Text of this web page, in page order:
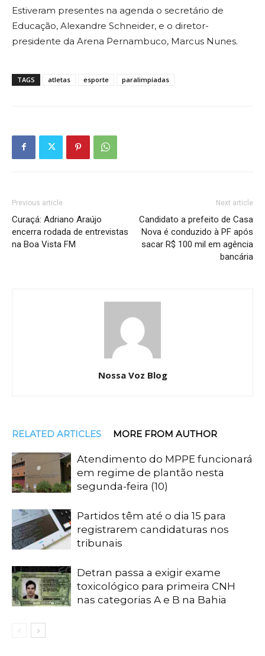
Estiveram presentes na agenda o secretário de
Educação, Alexandre Schneider, e o diretor-
presidente da Arena Pernambuco, Marcus Nunes.
TAGS atletas esporte paralimpíadas
Previous article
Curaçá: Adriano Araújo
encerra rodada de entrevistas
na Boa Vista FM
Next article
Candidato a prefeito de Casa
Nova é conduzido à PF após
sacar R$ 100 mil em agência
bancária
Nossa Voz Blog
RELATED ARTICLES MORE FROM AUTHOR
Atendimento do MPPE funcionará
em regime de plantão nesta
segunda-feira (10)
Partidos têm até o dia 15 para
registrarem candidaturas nos
tribunais
Detran passa a exigir exame
toxicológico para primeira CNH
nas categorias A e B na Bahia